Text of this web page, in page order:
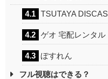
4.1 TSUTAYA DISCAS
4.2 ゲオ 宅配レンタル
4.3 ぽすれん
フル視聴はできる？